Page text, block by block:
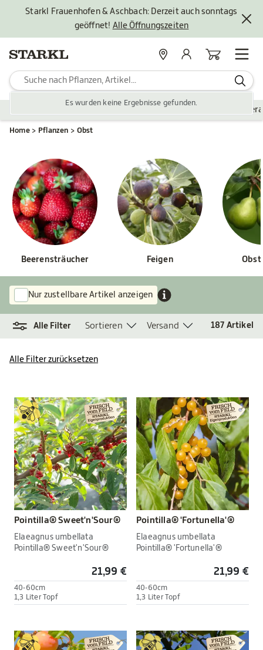
Starkl Frauenhofen & Aschbach: Derzeit auch sonntags
geöffnet! Alle Öffnungszeiten
Es wurden keine Ergebnisse gefunden.
StandorteMein KontoWarenkorb
Zubehör Gartengestaltung
Home Pflanzen Obst
Beerensträucher Feigen
Nur zustellbare Artikel anzeigen
Alle Filter Sortieren Versand 187 Artikel
Alle Filter zurücksetzen
Pointilla® Sweet'n'Sour®
Elaeagnus umbellata
Pointilla® Sweet'n'Sour®
21,99 €
40-60cm
1,3 Liter Topf
Pointilla® 'Fortunella'®
Elaeagnus umbellata
Pointilla® 'Fortunella'®
21,99 €
40-60cm
1,3 Liter Topf